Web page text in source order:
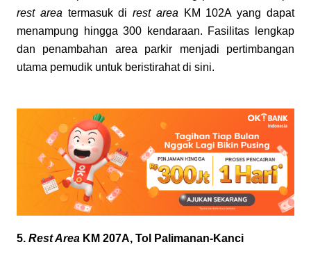
rest area termasuk di rest area KM 102A yang dapat
menampung hingga 300 kendaraan. Fasilitas lengkap
dan penambahan area parkir menjadi pertimbangan
utama pemudik untuk beristirahat di sini.
5. Rest Area KM 207A, Tol Palimanan-Kanci